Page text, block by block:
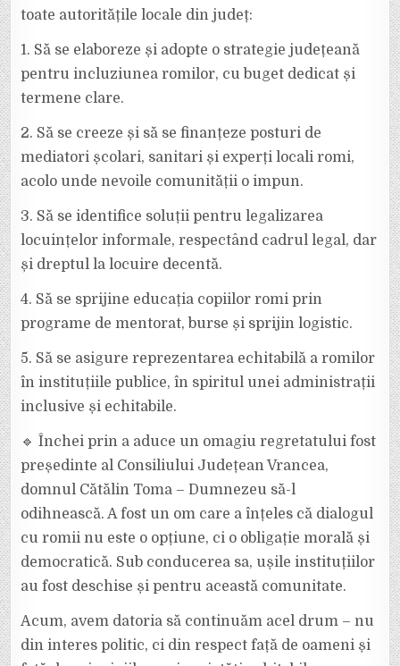
toate autoritățile locale din județ:
1. Să se elaboreze și adopte o strategie județeană
pentru incluziunea romilor, cu buget dedicat și
termene clare.
2. Să se creeze și să se finanțeze posturi de
mediatori școlari, sanitari și experți locali romi,
acolo unde nevoile comunității o impun.
3. Să se identifice soluții pentru legalizarea
locuințelor informale, respectând cadrul legal, dar
și dreptul la locuire decentă.
4. Să se sprijine educația copiilor romi prin
programe de mentorat, burse și sprijin logistic.
5. Să se asigure reprezentarea echitabilă a romilor
în instituțiile publice, în spiritul unei administrații
inclusive și echitabile.
🔹 Închei prin a aduce un omagiu regretatului fost
președinte al Consiliului Județean Vrancea,
domnul Cătălin Toma – Dumnezeu să-l
odihnească. A fost un om care a înțeles că dialogul
cu romii nu este o opțiune, ci o obligație morală și
democratică. Sub conducerea sa, ușile instituțiilor
au fost deschise și pentru această comunitate.
Acum, avem datoria să continuăm acel drum – nu
din interes politic, ci din respect față de oameni și